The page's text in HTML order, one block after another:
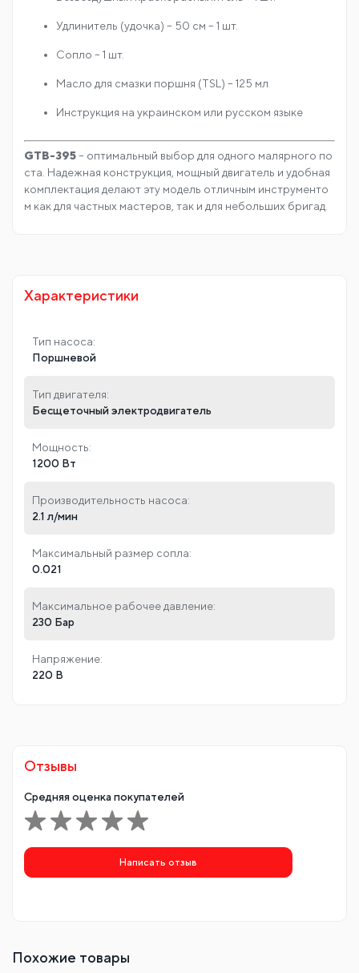
Удлинитель (удочка) – 50 см – 1 шт.
Сопло – 1 шт.
Масло для смазки поршня (TSL) – 125 мл
Инструкция на украинском или русском языке
GTB-395 – оптимальный выбор для одного малярного по
ста. Надежная конструкция, мощный двигатель и удобная
комплектация делают эту модель отличным инструменто
м как для частных мастеров, так и для небольших бригад.
Характеристики
Тип насоса:
Поршневой
Тип двигателя:
Бесщеточный электродвигатель
Мощность:
1200 Вт
Производительность насоса:
2.1 л/мин
Максимальный размер сопла:
0.021
Максимальное рабочее давление:
230 Бар
Напряжение:
220 В
Отзывы
Средняя оценка покупателей
Написать отзыв
Похожие товары